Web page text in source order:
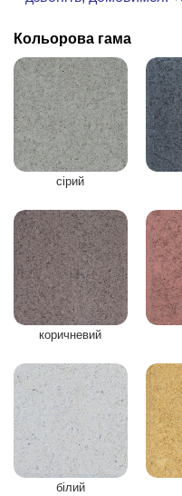
Кольорова гама
сірий
коричневий
білий